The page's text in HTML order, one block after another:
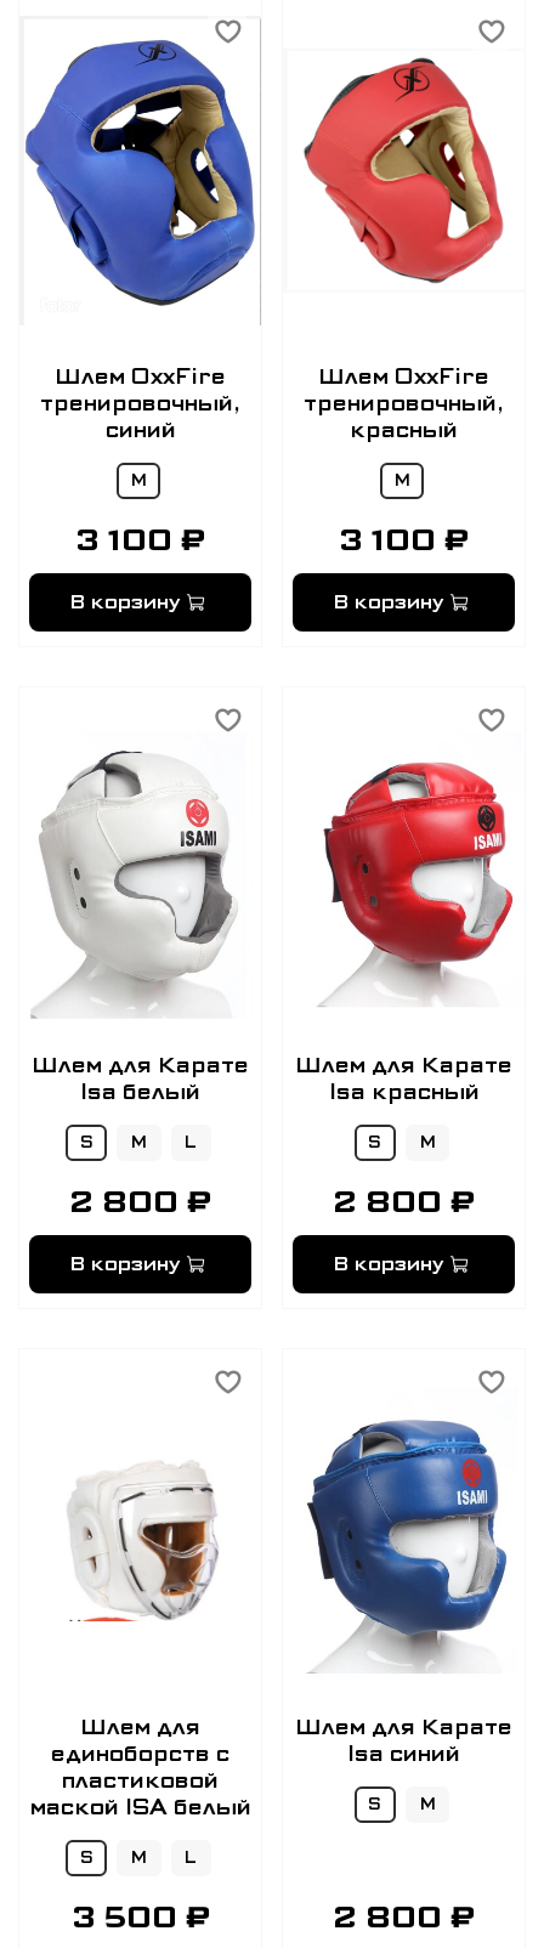
Шлем OxxFire
тренировочный,
синий
M
3 100 ₽
В корзину
Шлем OxxFire
тренировочный,
красный
M
3 100 ₽
В корзину
Шлем для Карате
Isa белый
S M L
2 800 ₽
В корзину
Шлем для Карате
Isa красный
S M
2 800 ₽
В корзину
Шлем для
единоборств с
пластиковой
маской ISA белый
S M L
3 500 ₽
Шлем для Карате
Isa синий
S M
2 800 ₽